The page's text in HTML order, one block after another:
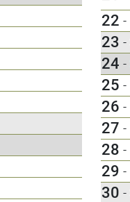
22 -
23 -
24 -
25 -
26 -
27 -
28 -
29 -
30 -